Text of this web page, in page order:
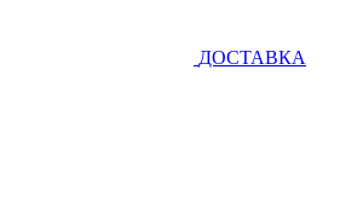
ДОСТАВКА